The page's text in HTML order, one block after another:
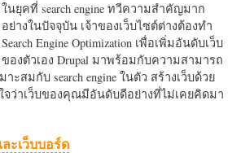
ในยุคที่ search engine ทวีความสำคัญมาก
อย่างในปัจจุบัน เจ้าของเว็บไซต์ต่างต้องทำ
Search Engine Optimization เพื่อเพิ่มอันดับเว็บ
ของตัวเอง Drupal มาพร้อมกับความสามารถ
ะสมกับ search engine ในตัว สร้างเว็บด้วย
จว่าเว็บของคุณมีอันดับดีอย่างที่ไม่เคยคิดมา
ะเว็บบอร์ด